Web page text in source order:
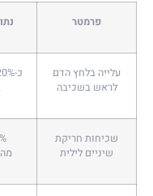
פרמטר נתון
עלייה בלחץ הדם
לראש בשכיבה
כ-
שכיחות חריקת
שיניים לילית